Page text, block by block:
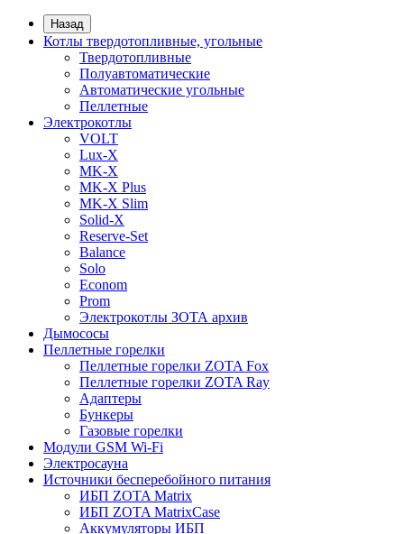
Назад
Котлы твердотопливные, угольные
Твердотопливные
Полуавтоматические
Автоматические угольные
Пеллетные
Электрокотлы
VOLT
Lux-X
MK-X
MK-X Plus
MK-X Slim
Solid-X
Reserve-Set
Balance
Solo
Econom
Prom
Электрокотлы ЗОТА архив
Дымососы
Пеллетные горелки
Пеллетные горелки ZOTA Fox
Пеллетные горелки ZOTA Ray
Адаптеры
Бункеры
Газовые горелки
Модули GSM Wi-Fi
Электросауна
Источники бесперебойного питания
ИБП ZOTA Matrix
ИБП ZOTA MatrixCase
Аккумуляторы ИБП